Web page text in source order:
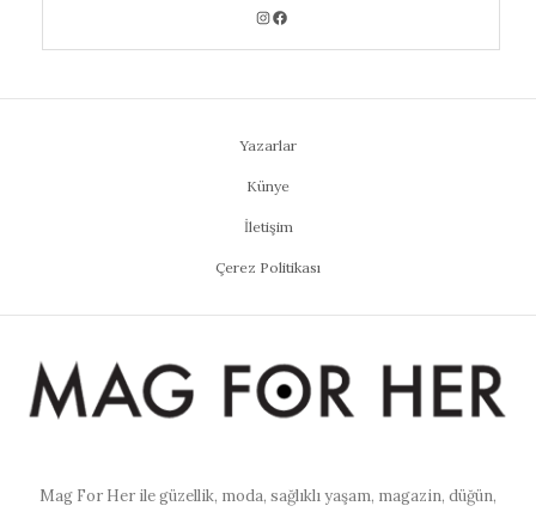
Yazarlar
Künye
İletişim
Çerez Politikası
Mag For Her ile güzellik, moda, sağlıklı yaşam, magazin, düğün,